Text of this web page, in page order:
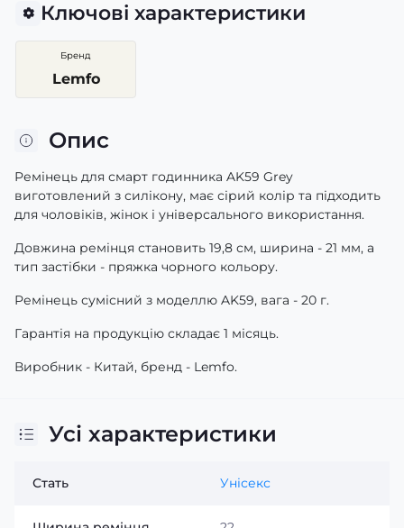
Ключові характеристики
Бренд
Lemfo
Опис
Ремінець для смарт годинника AK59 Grey
виготовлений з силікону, має сірий колір та підходить
для чоловіків, жінок і універсального використання.
Довжина ремінця становить 19,8 см, ширина - 21 мм, а
тип застібки - пряжка чорного кольору.
Ремінець сумісний з моделлю AK59, вага - 20 г.
Гарантія на продукцію складає 1 місяць.
Виробник - Китай, бренд - Lemfo.
Усі характеристики
Стать Унісекс